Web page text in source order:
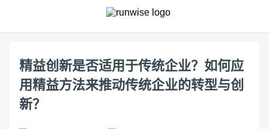
精益创新是否适用于传统企业？如何应
用精益方法来推动传统企业的转型与创
新？